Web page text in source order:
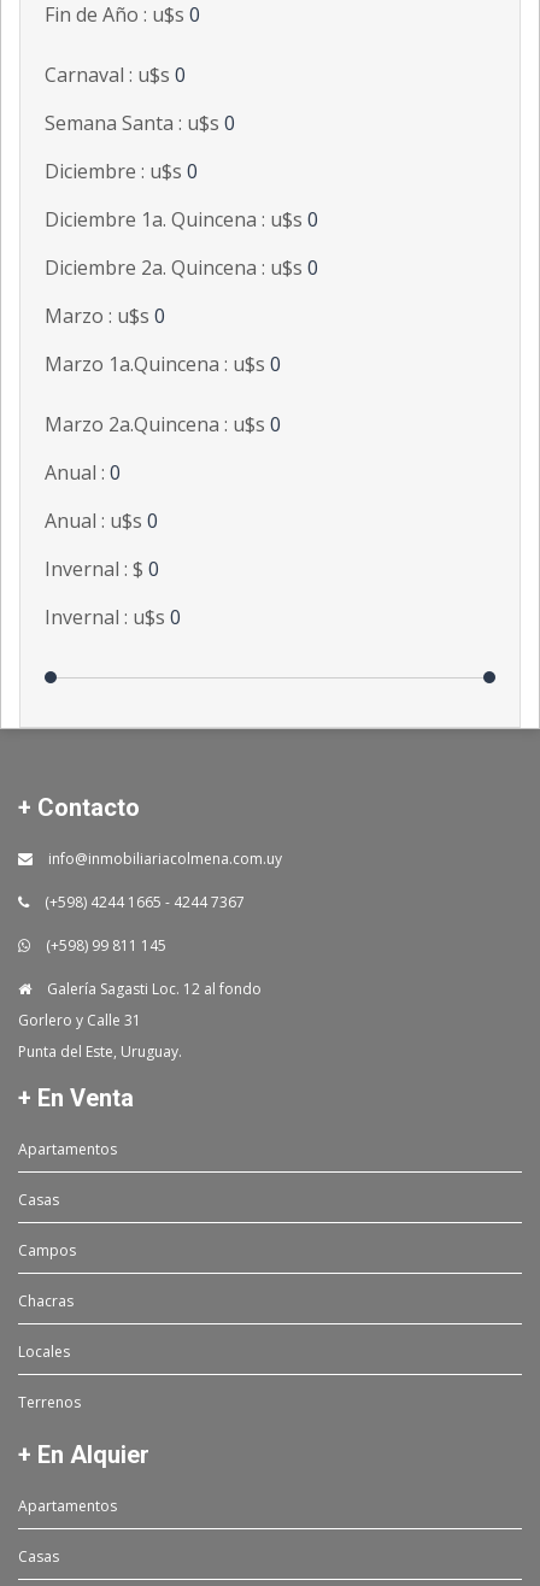
Fin de Año : u$s 0
Carnaval : u$s 0
Semana Santa : u$s 0
Diciembre : u$s 0
Diciembre 1a. Quincena : u$s 0
Diciembre 2a. Quincena : u$s 0
Marzo : u$s 0
Marzo 1a.Quincena : u$s 0
Marzo 2a.Quincena : u$s 0
Anual : 0
Anual : u$s 0
Invernal : $ 0
Invernal : u$s 0
+ Contacto
info@inmobiliariacolmena.com.uy
(+598) 4244 1665 - 4244 7367
(+598) 99 811 145
Galería Sagasti Loc. 12 al fondo
Gorlero y Calle 31
Punta del Este, Uruguay.
+ En Venta
Apartamentos
Casas
Campos
Chacras
Locales
Terrenos
+ En Alquier
Apartamentos
Casas